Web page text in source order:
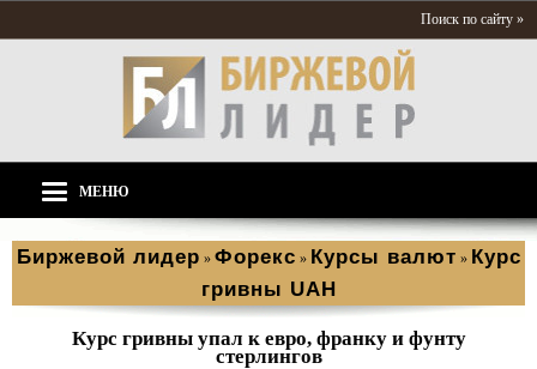
Поиск по сайту »
МЕНЮ
Биржевой лидер » Форекс » Курсы валют » Курс
гривны UAH
Курс гривны упал к евро, франку и фунту
стерлингов